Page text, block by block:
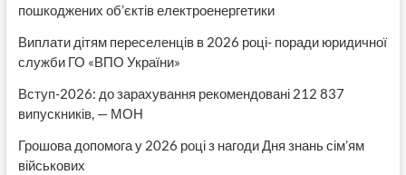
пошкоджених об’єктів електроенергетики
Виплати дітям переселенців в 2026 році- поради юридичної
служби ГО «ВПО України»
Вступ-2026: до зарахування рекомендовані 212 837
випускників, — МОН
Грошова допомога у 2026 році з нагоди Дня знань сім’ям
військових